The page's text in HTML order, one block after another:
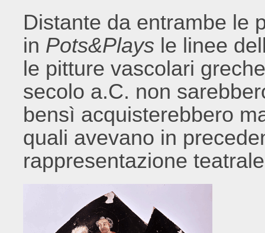
Distante da entrambe le
in Pots&Plays le linee
le pitture vascolari
secolo a.C. non
bensì acquisterebbero
quali avevano in
rappresentazione